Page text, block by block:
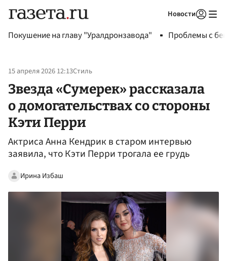
Новости
Покушение на главу "Уралдронзавода" Проблемы с
15 апреля 2026 12:13Стиль
Звезда «Сумерек» рассказала
о домогательствах со стороны
Кэти Перри
Актриса Анна Кендрик в старом интервью
заявила, что Кэти Перри трогала ее грудь
Ирина Избаш